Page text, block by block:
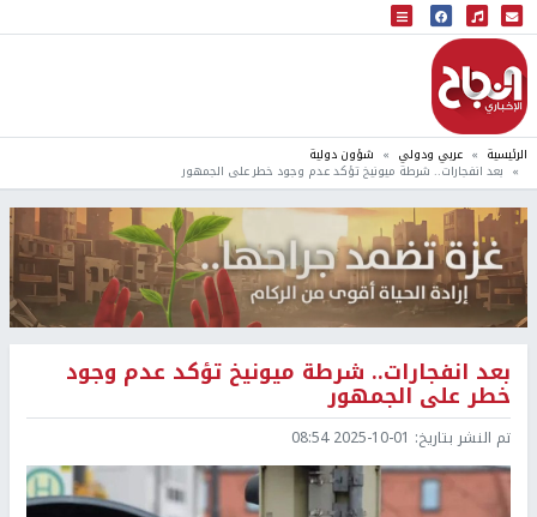
البث المباشر
إذاعة النجاح
الرئيسية عربي ودولي شؤون دولية
بعد انفجارات.. شرطة ميونيخ تؤكد عدم وجود خطر على الجمهور
بعد انفجارات.. شرطة ميونيخ تؤكد عدم وجود
خطر على الجمهور
تم النشر بتاريخ: 2025-10-01 08:54